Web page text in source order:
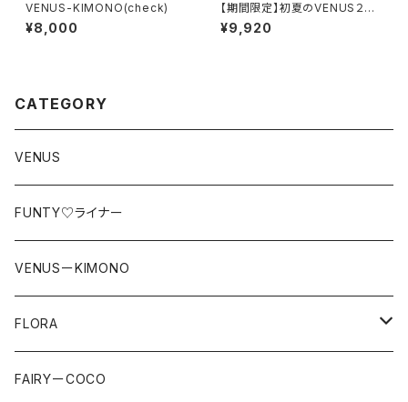
VENUS-KIMONO(check)
¥8,000
【期間限定】初夏のVENUS２枚
セット
¥9,920
CATEGORY
VENUS
FUNTY♡ライナー
VENUSーKIMONO
FLORA
LACE
FAIRYーCOCO